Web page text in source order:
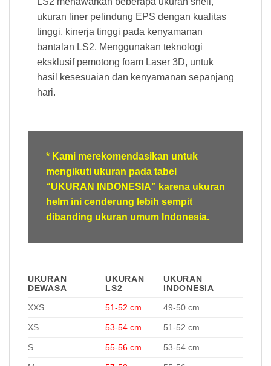
ukuran liner pelindung EPS dengan kualitas
tinggi, kinerja tinggi pada kenyamanan
bantalan LS2. Menggunakan teknologi
eksklusif pemotong foam Laser 3D, untuk
hasil kesesuaian dan kenyamanan sepanjang
hari.
* Kami merekomendasikan untuk
mengikuti ukuran pada tabel
“UKURAN INDONESIA” karena ukuran
helm ini cenderung lebih sempit
dibanding ukuran umum Indonesia.
UKURAN
DEWASA
UKURAN
LS2
UKURAN
INDONESIA
XXS
51-52 cm 49-50 cm
XS 53-54 cm 51-52 cm
S 55-56 cm 53-54 cm